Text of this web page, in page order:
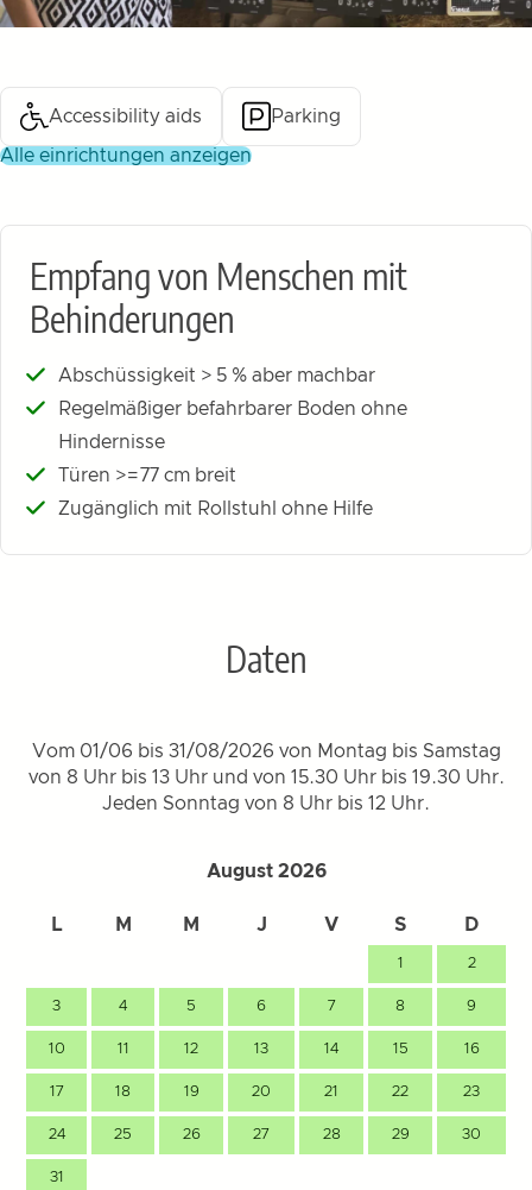
Accessibility aids Parking
alle einrichtungen anzeigen
Empfang von Menschen mit
Behinderungen
Abschüssigkeit > 5 % aber machbar
Regelmäßiger befahrbarer Boden ohne
Hindernisse
Türen >=77 cm breit
Zugänglich mit Rollstuhl ohne Hilfe
Daten
Vom 01/06 bis 31/08/2026 von Montag bis Samstag
von 8 Uhr bis 13 Uhr und von 15.30 Uhr bis 19.30 Uhr.
Jeden Sonntag von 8 Uhr bis 12 Uhr.
August 2026
L M M J V S D
1 2
3 4 5 6 7 8 9
10 11 12 13 14 15 16
17 18 19 20 21 22 23
24 25 26 27 28 29 30
31